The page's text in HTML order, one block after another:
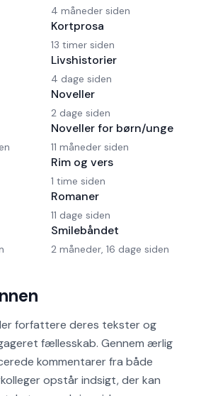
forfattere deres tekster og
fællesskab. Gennem ærlig
kommentarer fra både
opstår indsigt, der kan
4 måneder siden
Kortprosa
13 timer siden
Livshistorier
4 dage siden
Noveller
2 dage siden
Noveller for børn/unge
11 måneder siden
Rim og vers
1 time siden
Romaner
11 dage siden
Smilebåndet
2 måneder, 16 dage siden